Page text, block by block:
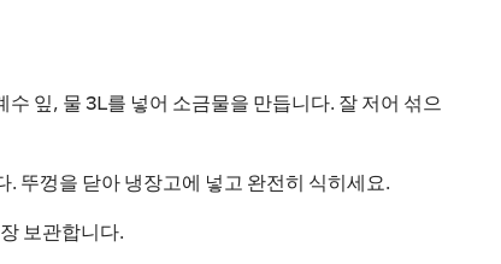
잎, 물 3L를 넣어 소금물을 만듭니다. 잘 저어 섞으
뚜껑을 닫아 냉장고에 넣고 완전히 식히세요.
보관합니다.